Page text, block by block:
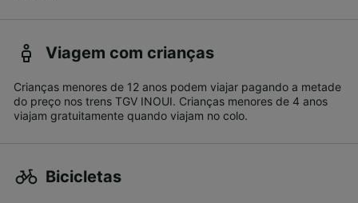
Viagem com crianças
Crianças menores de 12 anos podem viajar pagando a metade
do preço nos trens TGV INOUI. Crianças menores de 4 anos
viajam gratuitamente quando viajam no colo.
Bicicletas